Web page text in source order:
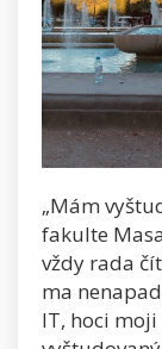
„Mám
fakulte
vždy rada
ma
IT, hoci